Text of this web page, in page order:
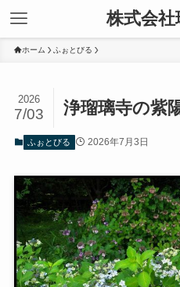
株式会社
ホーム ふぉとびる
浄瑠璃寺の紫
2026
7/03
ふぉとびる 2026年7月3日